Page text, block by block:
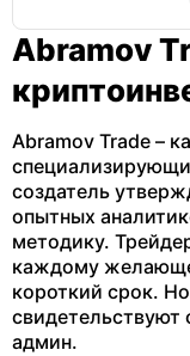
Abramov
Abramov Trade –
создатель
опытных
методику.
каждому
короткий срок.
свидетельствуют
админ.